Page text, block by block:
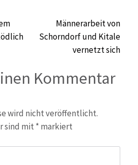
Männerarbeit von
Schorndorf und Kitale
vernetzt sich
Kommentar
wird nicht veröffentlicht.
sind mit * markiert